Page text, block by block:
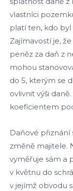
vlastníci
platí ten, kdo byl
Zajímavostí je,
peněz za daň z
mohou
do 5, kterým se
ovlivnit výši
koeficientem
Daňové
změně majitele.
vyměřuje sám a
v květnu do
v jejímž obvodu